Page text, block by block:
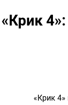
«Крик
«Крик